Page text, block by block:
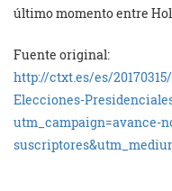
último momento entre
Fuente original:
http://ctxt.es/es/
Elecciones-
utm_campaign=avance-